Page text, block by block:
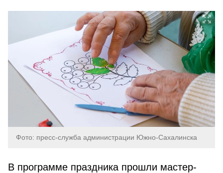
Фото: пресс-служба администрации Южно-Сахалинска
В программе праздника прошли мастер-